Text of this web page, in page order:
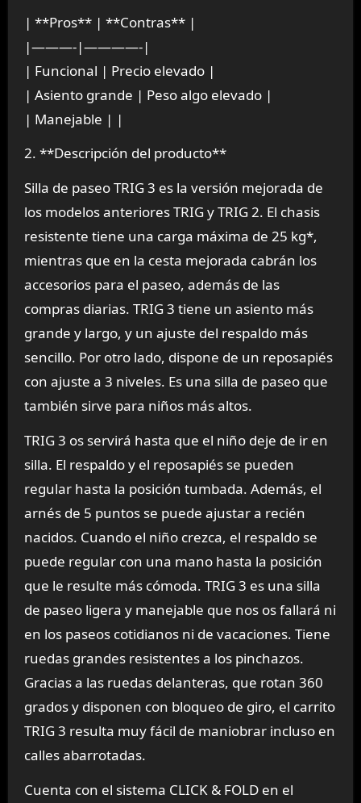
| **Pros** | **Contras** |
|———-|————-|
| Funcional | Precio elevado |
| Asiento grande | Peso algo elevado |
| Manejable | |
2. **Descripción del producto**
Silla de paseo TRIG 3 es la versión mejorada de
los modelos anteriores TRIG y TRIG 2. El chasis
resistente tiene una carga máxima de 25 kg*,
mientras que en la cesta mejorada cabrán los
accesorios para el paseo, además de las
compras diarias. TRIG 3 tiene un asiento más
grande y largo, y un ajuste del respaldo más
sencillo. Por otro lado, dispone de un reposapiés
con ajuste a 3 niveles. Es una silla de paseo que
también sirve para niños más altos.
TRIG 3 os servirá hasta que el niño deje de ir en
silla. El respaldo y el reposapiés se pueden
regular hasta la posición tumbada. Además, el
arnés de 5 puntos se puede ajustar a recién
nacidos. Cuando el niño crezca, el respaldo se
puede regular con una mano hasta la posición
que le resulte más cómoda. TRIG 3 es una silla
de paseo ligera y manejable que nos os fallará ni
en los paseos cotidianos ni de vacaciones. Tiene
ruedas grandes resistentes a los pinchazos.
Gracias a las ruedas delanteras, que rotan 360
grados y disponen con bloqueo de giro, el carrito
TRIG 3 resulta muy fácil de maniobrar incluso en
calles abarrotadas.
Cuenta con el sistema CLICK & FOLD en el